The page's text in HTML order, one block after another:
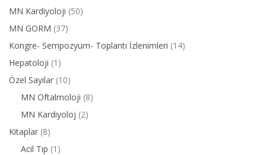
MN Kardiyoloji (50)
MN GORM (37)
Kongre- Sempozyum- Toplantı İzlenimleri (14)
Hepatoloji (1)
Özel Sayılar (10)
MN Oftalmoloji (8)
MN Kardiyoloj (2)
Kitaplar (8)
Acil Tıp (1)